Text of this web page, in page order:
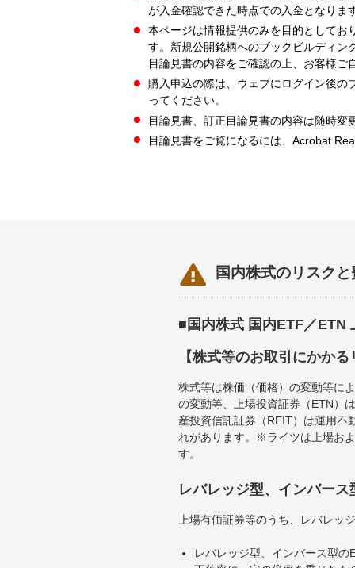
が入金確認できた時点での入金となりま
本ページは情報提供のみを目的としてお
す。新規公開銘柄へのブックビルディン
目論見書の内容をご確認の上、お客様
購入申込の際は、ウェブにログイン後の
ってください。
目論見書、訂正目論見書の内容は随時変
目論見書をご覧になるには、Acrobat
 国内株式のリスク
■国内株式 国内ETF／ETN
【株式等のお取引にかか
株式等は株価（価格）の変動等に
の変動等、上場投資証券（ETN）
産投資信託証券（REIT）は運用不
れがあります。※ライツは上場お
す。
レバレッジ型、インバー
上場有価証券等のうち、レバレ
レバレッジ型、インバース型